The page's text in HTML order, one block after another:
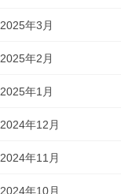
2025年3月
2025年2月
2025年1月
2024年12月
2024年11月
2024年10月